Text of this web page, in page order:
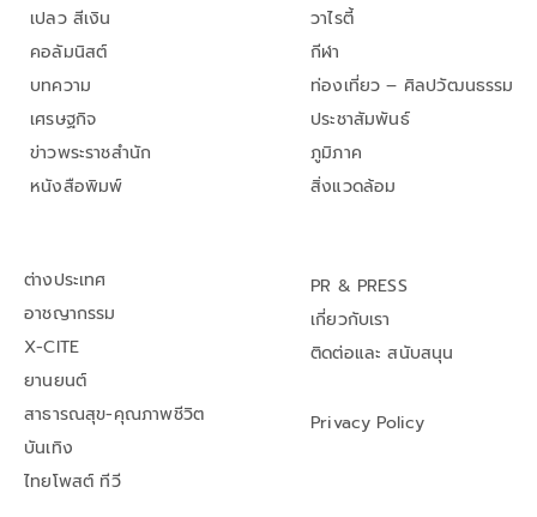
เปลว สีเงิน
คอลัมนิสต์
บทความ
เศรษฐกิจ
ข่าวพระราชสำนัก
หนังสือพิมพ์
วาไรตี้
กีฬา
ท่องเที่ยว – ศิลปวัฒนธรรม
ประชาสัมพันธ์
ภูมิภาค
สิ่งแวดล้อม
ต่างประเทศ
อาชญากรรม
X-CITE
ยานยนต์
สาธารณสุข-คุณภาพชีวิต
บันเทิง
ไทยโพสต์ ทีวี
PR & PRESS
เกี่ยวกับเรา
ติดต่อและ สนับสนุน
Privacy Policy